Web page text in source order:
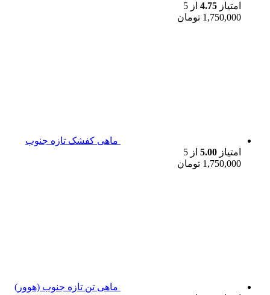
امتیاز 4.75 از 5
1,750,000 تومان
ماهی کفشک تازه جنوب
امتیاز 5.00 از 5
1,750,000 تومان
ماهی تن تازه جنوب (هوور)